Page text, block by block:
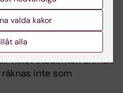
examinationstillfälle
deltagit i ett och
av blank skrivning
vilket studenten anmält
inte som
valda kakor
alla